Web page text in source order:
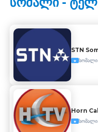
STN
სომალი
Horn
სომალი